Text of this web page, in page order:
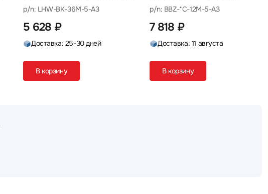
Первичная лицензия
p/n: LHW-BK-36M-5-A3
5 628 ₽
Доставка: 25-30 дней
В корзину
Первичная лицензия
p/n: BBZ-*C-12M-5-A3
7 818 ₽
Доставка: 11 августа
В корзину